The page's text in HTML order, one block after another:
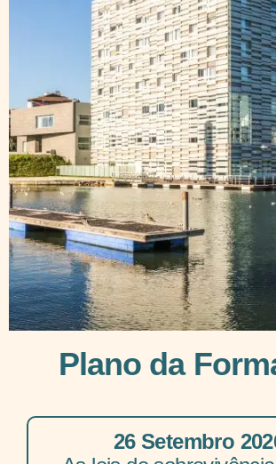
Plano da
26 Setembro